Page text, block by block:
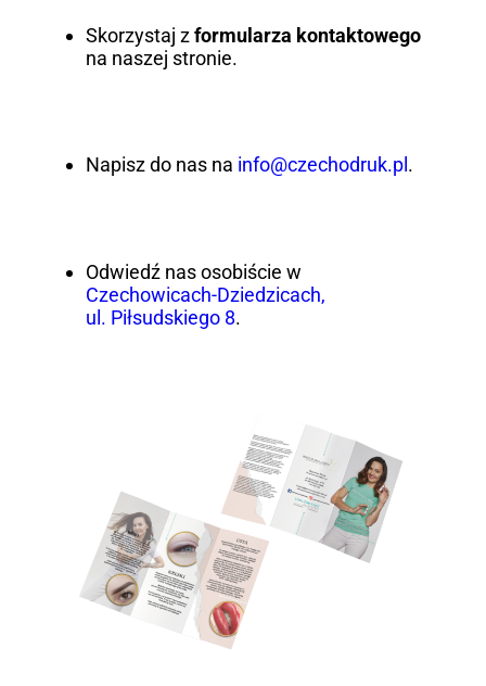
Skorzystaj zformularza kontaktowego
na naszej stronie.
Napisz do nas na info@czechodruk.pl .
Odwiedź nas osobiście w
Czechowicach-Dziedzicach,
ul. Piłsudskiego 8.